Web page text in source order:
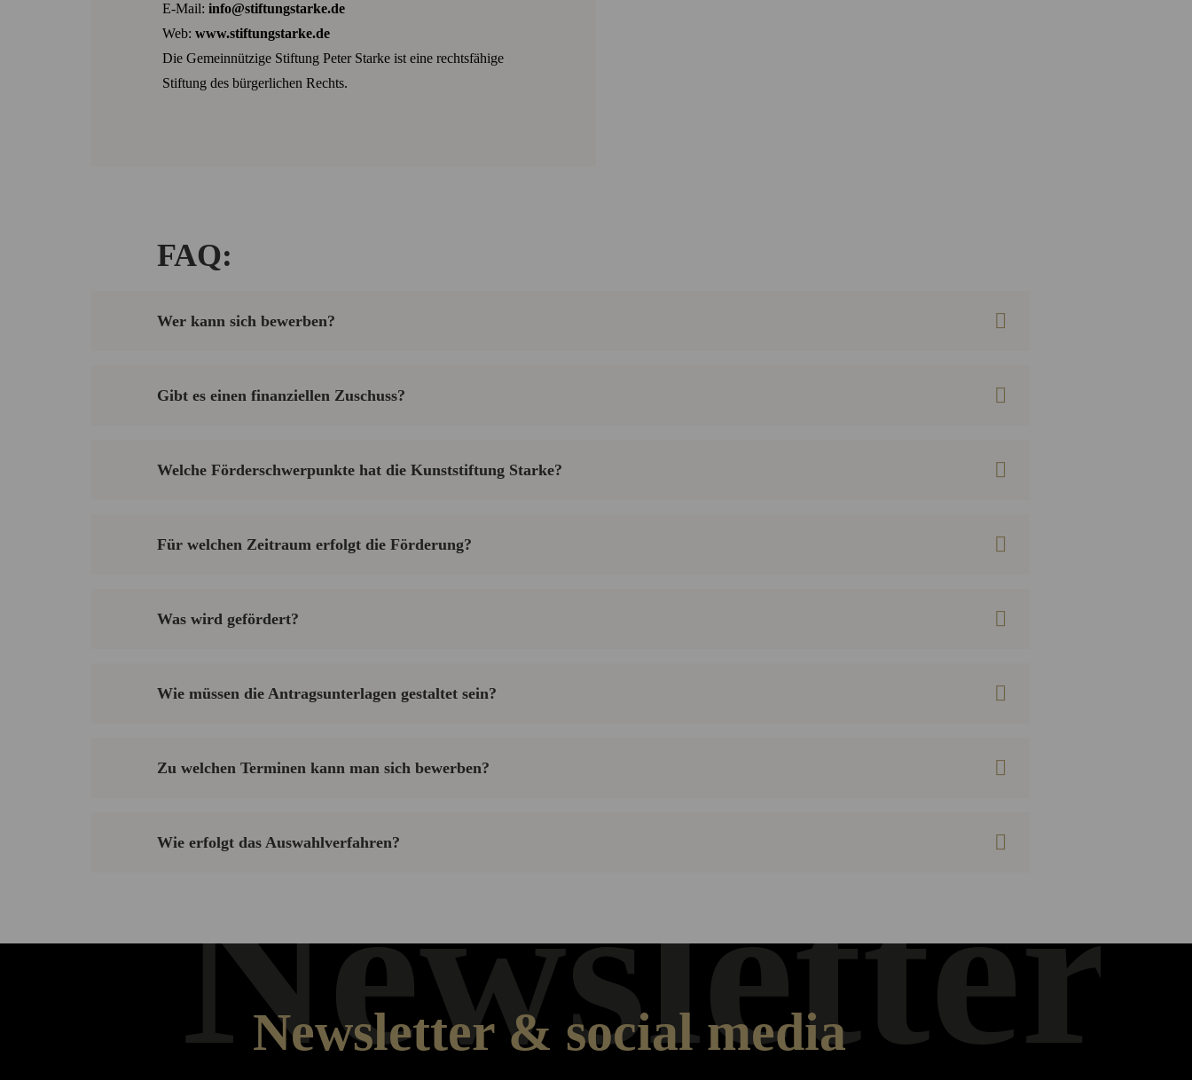
E-Mail: info@stiftungstarke.de
Web: www.stiftungstarke.de
Die Gemeinnützige Stiftung Peter Starke ist eine rechtsfähige
Stiftung des bürgerlichen Rechts.
FAQ:
Wer kann sich bewerben?
Gibt es einen finanziellen Zuschuss?
Welche Förderschwerpunkte hat die Kunststiftung Starke?
Für welchen Zeitraum erfolgt die Förderung?
Was wird gefördert?
Wie müssen die Antragsunterlagen gestaltet sein?
Zu welchen Terminen kann man sich bewerben?
Wie erfolgt das Auswahlverfahren?
Newsletter
Newsletter & social media